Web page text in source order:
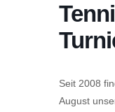
Seit 2008
August